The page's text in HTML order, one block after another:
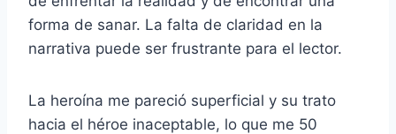
forma de sanar. La falta de claridad en la
narrativa puede ser frustrante para el lector.
La heroína me pareció superficial y su trato
hacia el héroe inaceptable, lo que me 50